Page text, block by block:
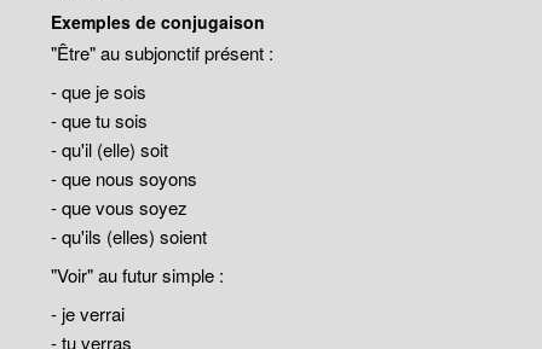
Exemples de conjugaison
"Être" au subjonctif présent :
- que je sois
- que tu sois
- qu'il (elle) soit
- que nous soyons
- que vous soyez
- qu'ils (elles) soient
"Voir" au futur simple :
- je verrai
- tu verras